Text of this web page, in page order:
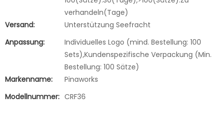
verhandeln(Tage)
Versand:
Unterstützung Seefracht
Anpassung:
Individuelles Logo (mind. Bestellung: 100
Sets),Kundenspezifische Verpackung (Min.
Bestellung: 100 Sätze)
Markenname:
Pinaworks
Modellnummer: CRF36